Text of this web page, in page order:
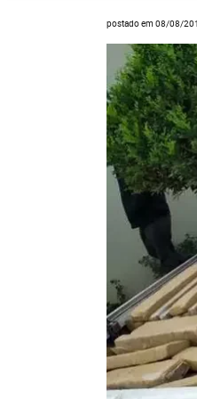
postado em 08/08/